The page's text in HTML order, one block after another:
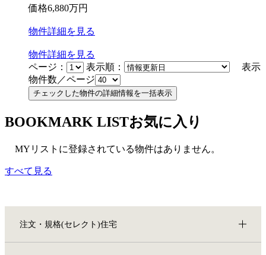
価格6,880万円
物件詳細を見る
物件詳細を見る
ページ：
表示順：
表示
物件数／ページ
BOOKMARK LISTお気に入り
MYリストに登録されている物件はありません。
すべて見る
注文・規格(セレクト)住宅